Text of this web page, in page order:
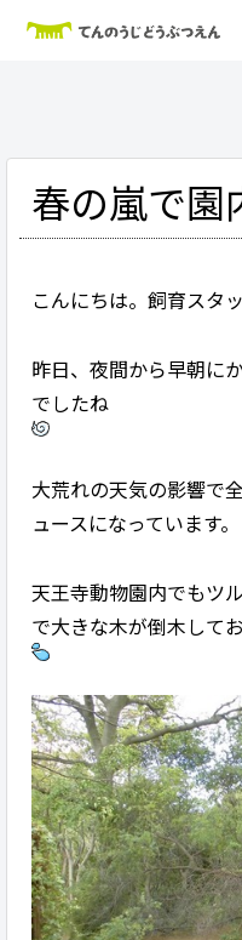
春の嵐で園
こんにちは。飼育スタッ
昨日、夜間から早朝に
でしたね
大荒れの天気の影響で
ュースになっています。
天王寺動物園内でもツ
で大きな木が倒木して